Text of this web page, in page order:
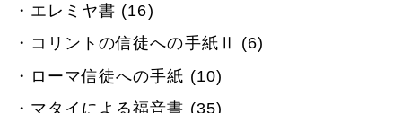
エレミヤ書 (16)
コリントの信徒への手紙Ⅱ (6)
ローマ信徒への手紙 (10)
マタイによる福音書 (35)